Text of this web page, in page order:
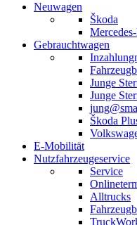
Neuwagen
Škoda
Gebrauchtwagen
Junge
Junge
Škoda
E-Mobilität
Nutzfahrzeugeservice
Service
Alltrucks